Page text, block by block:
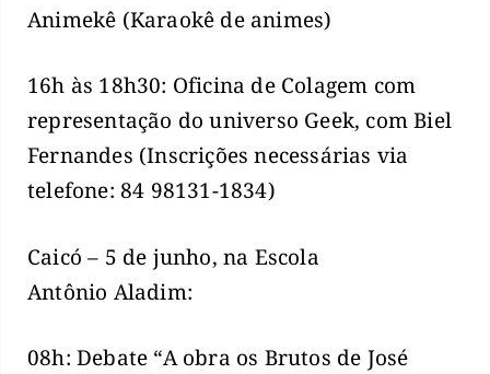
Animekê (Karaokê de animes)
16h às 18h30: Oficina de Colagem com
representação do universo Geek, com Biel
Fernandes (Inscrições necessárias via
telefone: 84 98131-1834)
Caicó – 5 de junho, na Escola
Antônio Aladim:
08h: Debate “A obra os Brutos de José